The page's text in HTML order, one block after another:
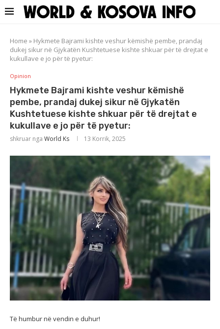
Home » Hykmete Bajrami kishte veshur këmishë pembe, prandaj
dukej sikur në Gjykatën Kushtetuese kishte shkuar për të drejtat e
kukullave e jo për të pyetur:
Opinion
Hykmete Bajrami kishte veshur këmishë
pembe, prandaj dukej sikur në Gjykatën
Kushtetuese kishte shkuar për të drejtat e
kukullave e jo për të pyetur:
shkruar nga World Ks 13 Korrik, 2025
Të humbur në vendin e duhur!